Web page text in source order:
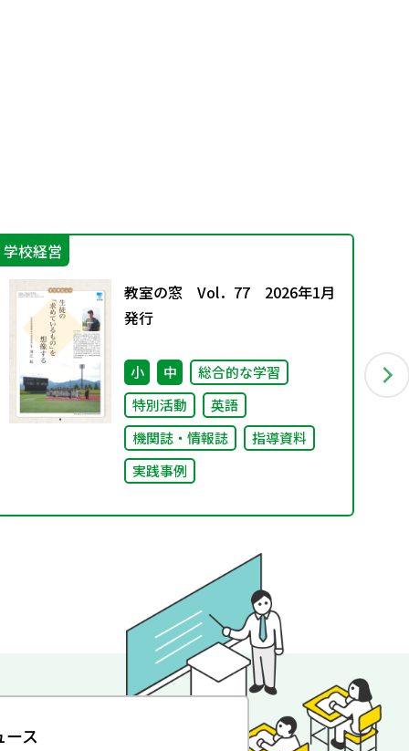
学校経営
教室の窓 Vol．77 2026年1月
発行
小 中
総合的な学習
特別活動
英語
機関誌・情報誌
指導資料
実践事例
ース